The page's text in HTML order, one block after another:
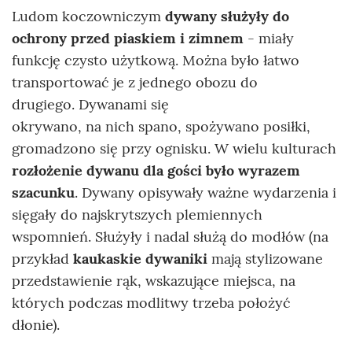
Ludom koczowniczym dywany służyły do
ochrony przed piaskiem i zimnem - miały
funkcję czysto użytkową. Można było łatwo
transportować je z jednego obozu do
drugiego. Dywanami się
okrywano, na nich spano, spożywano posiłki,
gromadzono się przy ognisku. W wielu kulturach
rozłożenie dywanu dla gości było wyrazem
szacunku. Dywany opisywały ważne wydarzenia i
sięgały do najskrytszych plemiennych
wspomnień. Służyły i nadal służą do modłów (na
przykład kaukaskie dywaniki mają stylizowane
przedstawienie rąk, wskazujące miejsca, na
których podczas modlitwy trzeba położyć
dłonie).